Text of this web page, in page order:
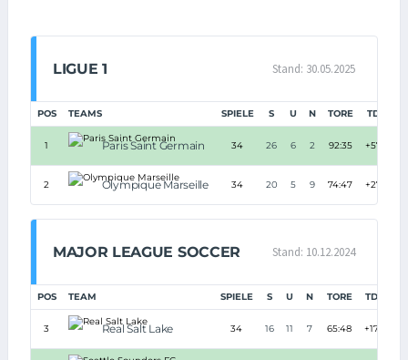
LIGUE 1 Stand: 30.05.2025
POS TEAMS SPIELE S U N TORE TD
1 Paris Saint Germain 34 26 6 2 92:35 +57
2 Olympique Marseille 34 20 5 9 74:47 +27
MAJOR LEAGUE SOCCER Stand: 10.12.2024
POS TEAM SPIELE S U N TORE TD
3 Real Salt Lake 34 16 11 7 65:48 +17